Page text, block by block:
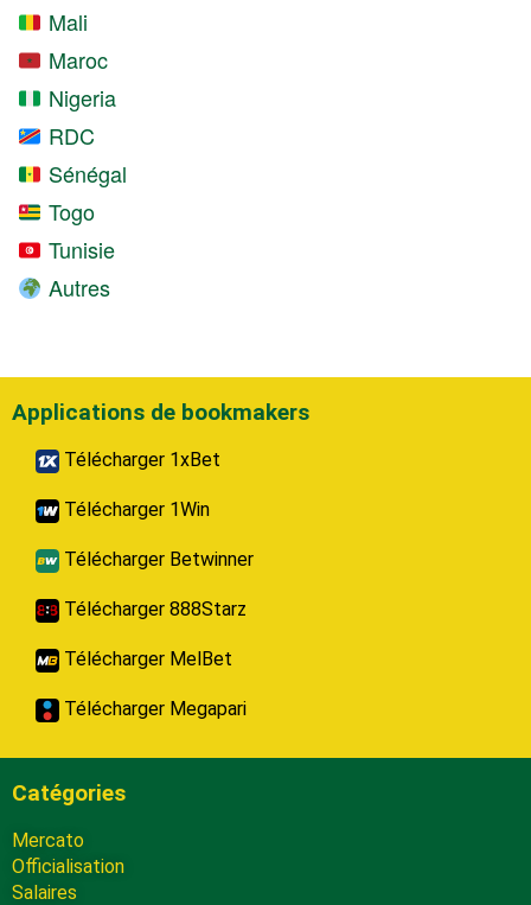
Mali
Maroc
Nigeria
RDC
Sénégal
Togo
Tunisie
Autres
Applications de bookmakers
Télécharger 1xBet
Télécharger 1Win
Télécharger Betwinner
Télécharger 888Starz
Télécharger MelBet
Télécharger Megapari
Catégories
Mercato
Officialisation
Salaires